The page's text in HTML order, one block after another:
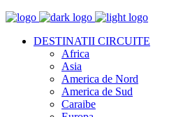
DESTINATII CIRCUITE
Africa
Asia
America de Nord
America de Sud
Caraibe